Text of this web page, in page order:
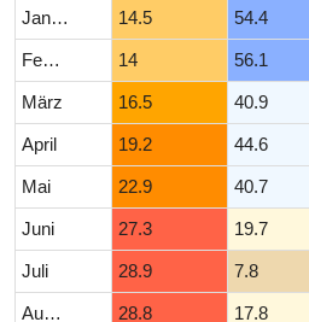
Januar 14.5 54.4
Februar 14 56.1
März 16.5 40.9
April 19.2 44.6
Mai 22.9 40.7
Juni 27.3 19.7
Juli 28.9 7.8
August 28.8 17.8